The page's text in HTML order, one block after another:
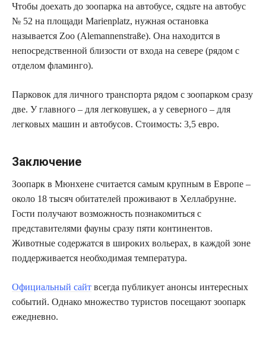
Чтобы доехать до зоопарка на автобусе, сядьте на автобус
№ 52 на площади Marienplatz, нужная остановка
называется Zoo (Alemannenstraße). Она находится в
непосредственной близости от входа на севере (рядом с
отделом фламинго).
Парковок для личного транспорта рядом с зоопарком сразу
две. У главного – для легковушек, а у северного – для
легковых машин и автобусов. Стоимость: 3,5 евро.
Заключение
Зоопарк в Мюнхене считается самым крупным в Европе –
около 18 тысяч обитателей проживают в Хеллабрунне.
Гости получают возможность познакомиться с
представителями фауны сразу пяти континентов.
Животные содержатся в широких вольерах, в каждой зоне
поддерживается необходимая температура.
Официальный сайт всегда публикует анонсы интересных
событий. Однако множество туристов посещают зоопарк
ежедневно.